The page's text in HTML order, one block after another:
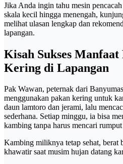
Jika Anda ingin tahu mesin
skala kecil hingga menengah,
melihat ulasan lengkap dan
lapangan.
Kisah Sukses
Kering di Lapangan
Pak Wawan, peternak dari
menggunakan pakan kering untuk
daun lamtoro dan jerami, lalu
sederhana. Setiap minggu, ia bisa
kambing tanpa harus mencari
Kambing miliknya tetap sehat, berat
khawatir saat musim hujan datang